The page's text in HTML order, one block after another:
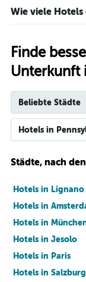
Wie viele Hotels
Finde
Unterkunft
Beliebte Städte
Hotels in
Städte, nach
Hotels in Lignano
Hotels in
Hotels in
Hotels in Jesolo
Hotels in Paris
Hotels in Salzburg